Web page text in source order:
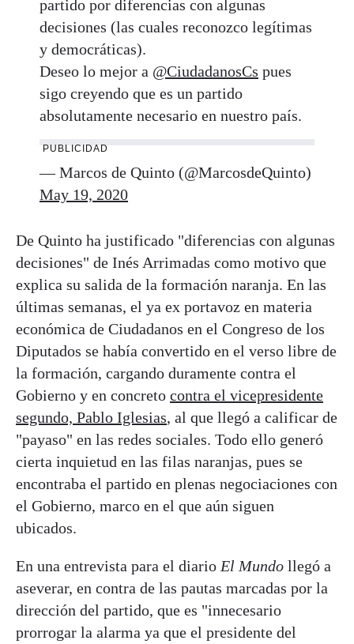
partido por diferencias con algunas
decisiones (las cuales reconozco legítimas
y democráticas).
Deseo lo mejor a @CiudadanosCs pues
sigo creyendo que es un partido
absolutamente necesario en nuestro país.
PUBLICIDAD
— Marcos de Quinto (@MarcosdeQuinto)
May 19, 2020
De Quinto ha justificado "diferencias con algunas
decisiones" de Inés Arrimadas como motivo que
explica su salida de la formación naranja. En las
últimas semanas, el ya ex portavoz en materia
económica de Ciudadanos en el Congreso de los
Diputados se había convertido en el verso libre de
la formación, cargando duramente contra el
Gobierno y en concreto contra el vicepresidente
segundo, Pablo Iglesias, al que llegó a calificar de
"payaso" en las redes sociales. Todo ello generó
cierta inquietud en las filas naranjas, pues se
encontraba el partido en plenas negociaciones con
el Gobierno, marco en el que aún siguen
ubicados.
En una entrevista para el diario El Mundo llegó a
aseverar, en contra de las pautas marcadas por la
dirección del partido, que es "innecesario
prorrogar la alarma ya que el presidente del